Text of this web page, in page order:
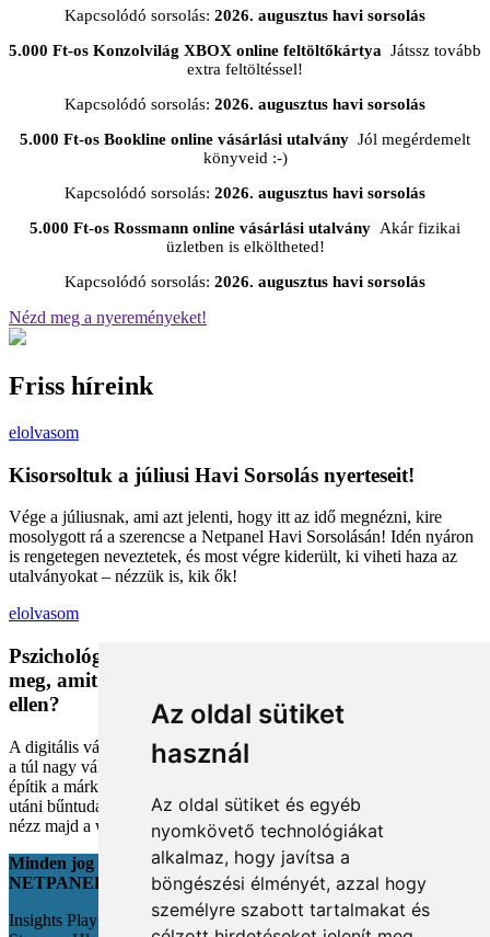
Az oldal sütiket
használ
Az oldal sütiket és egyéb
nyomkövető technológiákat
alkalmaz, hogy javítsa a
böngészési élményét, azzal hogy
személyre szabott tartalmakat és
Kapcsolódó sorsolás: 2026. augusztus havi sorsolás
5.000 Ft-os Konzolvilág XBOX online feltöltőkártya Játssz tovább
extra feltöltéssel!
Kapcsolódó sorsolás: 2026. augusztus havi sorsolás
5.000 Ft-os Bookline online vásárlási utalvány Jól megérdemelt
könyveid :-)
Kapcsolódó sorsolás: 2026. augusztus havi sorsolás
5.000 Ft-os Rossmann online vásárlási utalvány Akár fizikai
üzletben is elköltheted!
Kapcsolódó sorsolás: 2026. augusztus havi sorsolás
Nézd meg a nyereményeket!
Friss híreink
elolvasom
Kisorsoltuk a júliusi Havi Sorsolás nyerteseit!
Vége a júliusnak, ami azt jelenti, hogy itt az idő megnézni, kire
mosolygott rá a szerencse a Netpanel Havi Sorsolásán! Idén nyáron
is rengetegen neveztetek, és most végre kiderült, ki viheti haza az
utalványokat – nézzük is, kik ők!
elolvasom
Pszichológiai trükkök a kosárban: Miért vesszük
meg, amit megveszünk, és mit tehetünk a bűntudat
ellen?
A digitális vásárlás kényelmes, de tele van pszichológiai csapdákkal
a túl nagy választéktól a hosszas böngészésig. Megmutatjuk, hogyan
építik a márkák a bizalmadat online, és miként kerüld el a vásárlás
utáni bűntudatot tudatos döntésekkel. Készülj fel, hogy máshogy
nézz majd a webshopokra!
Minden jog fenntartva
NETPANEL
Insights Playground s.r.o.;